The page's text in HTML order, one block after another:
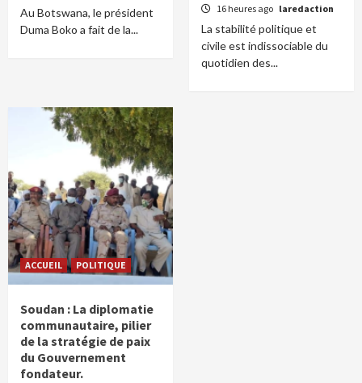
Au Botswana, le président
Duma Boko a fait de la...
16 heures ago laredaction
La stabilité politique et
civile est indissociable du
quotidien des...
ACCUEIL POLITIQUE
Soudan : La diplomatie
communautaire, pilier
de la stratégie de paix
du Gouvernement
fondateur.